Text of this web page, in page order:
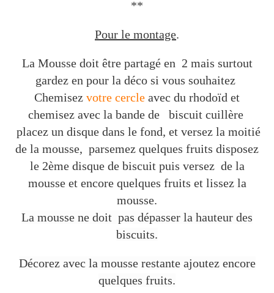
**
Pour le montage.
La Mousse doit être partagé en 2 mais surtout
gardez en pour la déco si vous souhaitez
Chemisez votre cercle avec du rhodoïd et
chemisez avec la bande de biscuit cuillère
placez un disque dans le fond, et versez la moitié
de la mousse, parsemez quelques fruits disposez
le 2ème disque de biscuit puis versez de la
mousse et encore quelques fruits et lissez la
mousse.
La mousse ne doit pas dépasser la hauteur des
biscuits.
Décorez avec la mousse restante ajoutez encore
quelques fruits.